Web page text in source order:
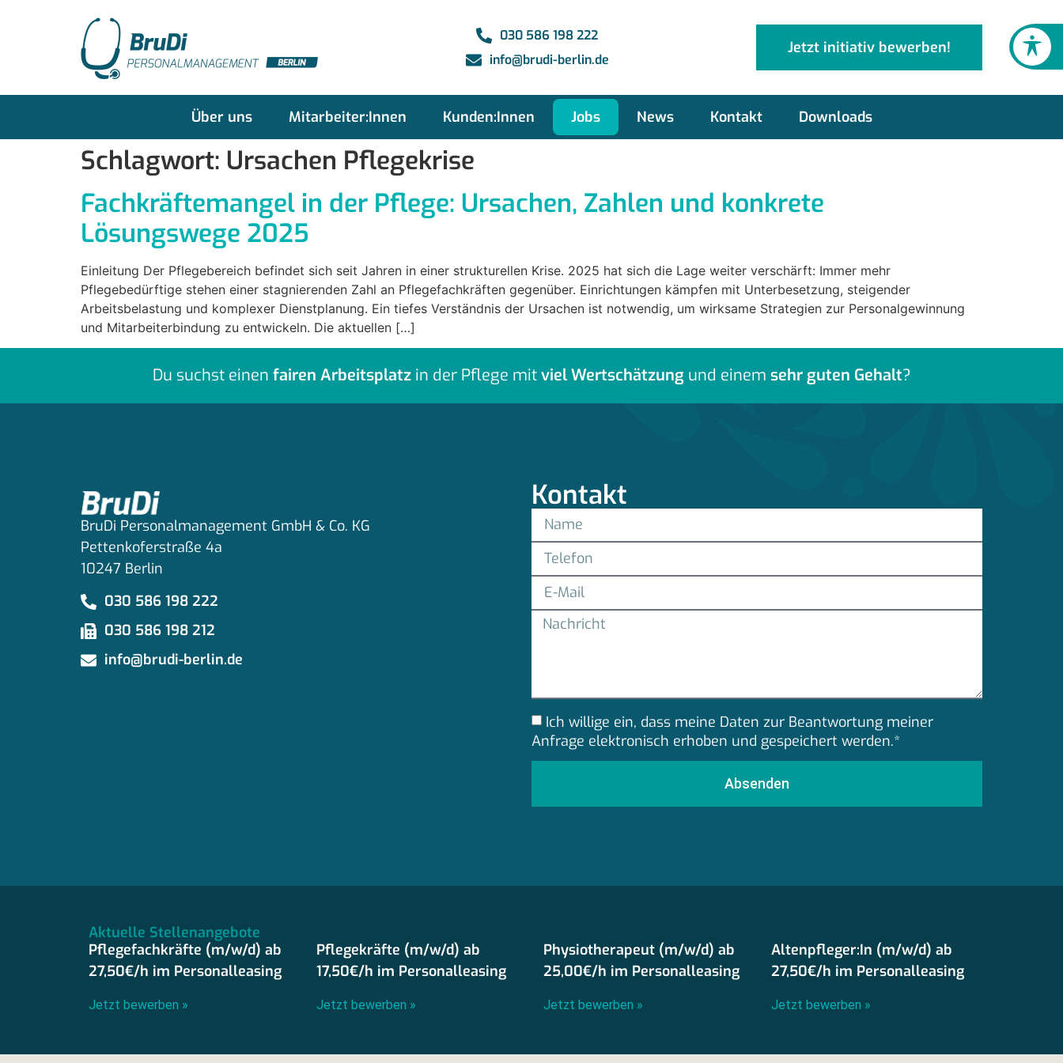
030 586 198 222
info@brudi-berlin.de
Jetzt initiativ bewerben!
Über uns Mitarbeiter:Innen Kunden:Innen Jobs News Kontakt Downloads
Schlagwort: Ursachen Pflegekrise
Fachkräftemangel in der Pflege: Ursachen, Zahlen und konkrete
Lösungswege 2025
Einleitung Der Pflegebereich befindet sich seit Jahren in einer strukturellen Krise. 2025 hat sich die Lage weiter verschärft: Immer mehr
Pflegebedürftige stehen einer stagnierenden Zahl an Pflegefachkräften gegenüber. Einrichtungen kämpfen mit Unterbesetzung, steigender
Arbeitsbelastung und komplexer Dienstplanung. Ein tiefes Verständnis der Ursachen ist notwendig, um wirksame Strategien zur Personalgewinnung
und Mitarbeiterbindung zu entwickeln. Die aktuellen […]
Du suchst einen fairen Arbeitsplatzin der Pflege mitviel Wertschätzungund einem sehr guten Gehalt?
BruDi Personalmanagement GmbH & Co. KG
Pettenkoferstraße 4a
10247 Berlin
030 586 198 222
030 586 198 212
info@brudi-berlin.de
Kontakt
Ich willige ein, dass meine Daten zur Beantwortung meiner
Anfrage elektronisch erhoben und gespeichert werden.*
Absenden
Aktuelle Stellenangebote
Pflegefachkräfte (m/w/d) ab
27,50€/h im Personalleasing
Jetzt bewerben »
Pflegekräfte (m/w/d) ab
17,50€/h im Personalleasing
Jetzt bewerben »
Physiotherapeut (m/w/d) ab
25,00€/h im Personalleasing
Jetzt bewerben »
Altenpfleger:In (m/w/d) ab
27,50€/h im Personalleasing
Jetzt bewerben »